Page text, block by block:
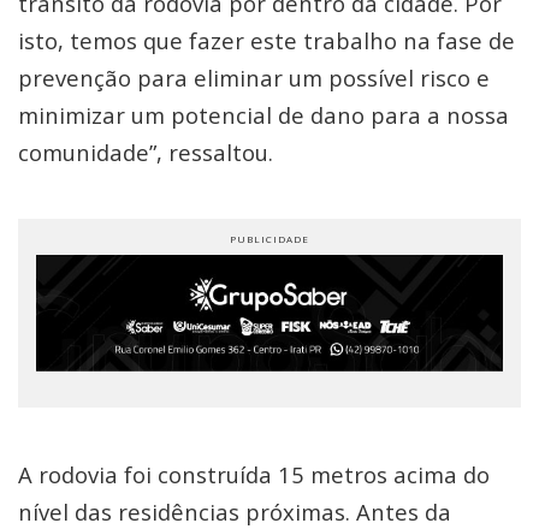
isto, temos que fazer este trabalho na fase de
prevenção para eliminar um possível risco e
minimizar um potencial de dano para a nossa
comunidade”, ressaltou.
A rodovia foi construída 15 metros acima do
nível das residências próximas. Antes da